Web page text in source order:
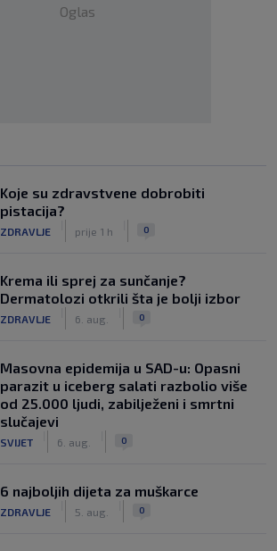
Oglas
Koje su zdravstvene dobrobiti
pistacija?
ZDRAVLJE prije 1 h 0
Krema ili sprej za sunčanje?
Dermatolozi otkrili šta je bolji izbor
ZDRAVLJE 6. aug. 0
Masovna epidemija u SAD-u: Opasni
parazit u iceberg salati razbolio više
od 25.000 ljudi, zabilježeni i smrtni
slučajevi
SVIJET 6. aug. 0
6 najboljih dijeta za muškarce
ZDRAVLJE 5. aug. 0